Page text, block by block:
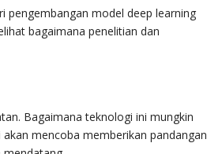
pengembangan model deep learning
bagaimana penelitian dan
Bagaimana teknologi ini mungkin
mencoba memberikan pandangan